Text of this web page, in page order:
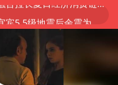
5次眼壁置换
无缘横滨赛决赛